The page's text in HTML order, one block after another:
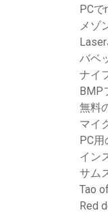
PC
メゾ
バベ
ナイ
BMP
無料
マイ
PC
イン
サム
Tao
Red